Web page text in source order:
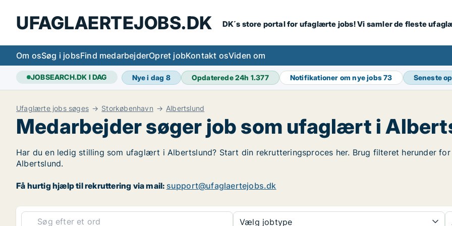
UFAGLAERTEJOBS.DK DK´s store portal for ufaglærte jobs! Vi samler de fleste
Om osSøg i jobsFind medarbejderOpret jobKontakt osViden om
JOBSEARCH.DK I DAG Nye i dag 8 Opdaterede 24h 1.377 Notifikationer om nye jobs73 Seneste
Ufaglærte jobs søges Storkøbenhavn Albertslund
Medarbejder søger job som ufaglært i
Har du en ledig stilling som ufaglært i Albertslund? Start din rekrutteringsproces her. Brug filteret herunder
Albertslund.
Få hurtig hjælp til rekruttering via mail: support@ufaglaertejobs.dk
Vælg jobtype